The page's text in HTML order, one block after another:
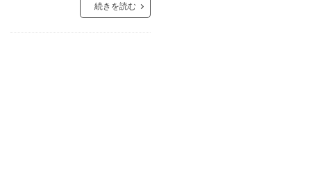
続きを読む